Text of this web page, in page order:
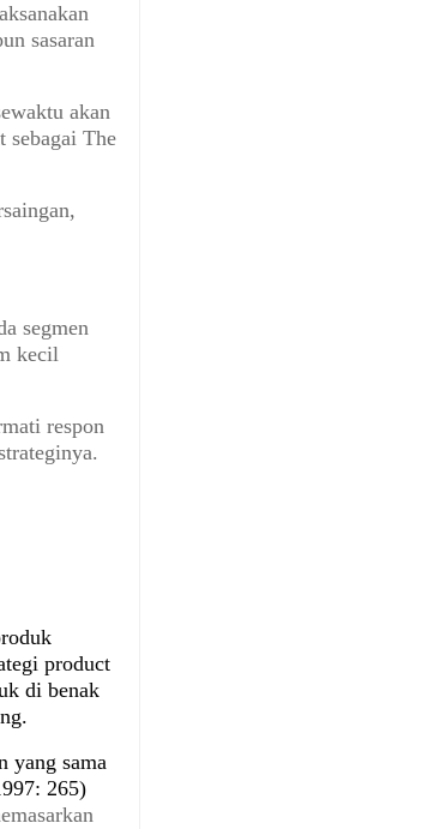
sasaran
akan
sebagai The
segmen
kecil
respon
product
di benak
yang sama
265)